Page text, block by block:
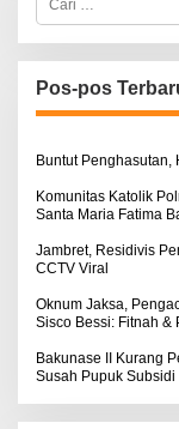
r
i
u
n
u
:
Pos-pos
Buntut Penghasutan,
Komunitas Katolik
Santa Maria Fatima
Jambret, Residivis
CCTV Viral
Oknum Jaksa,
Sisco Bessi: Fitnah &
Bakunase II Kurang
Susah Pupuk Subsidi